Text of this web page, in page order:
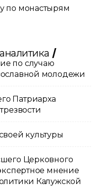
по монастырям
по случаю
молодежи
Патриарха
культуры
Церковного
мнение
Калужской